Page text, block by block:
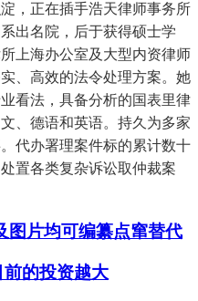
，正在插手浩天律师事务所
出名院，后于获得硕士学
上海办公室及大型内资律师
、高效的法令处理方案。她
看法，具备分析的国表里律
、德语和英语。持久为多家
代办署理案件标的累计数十
置各类复杂诉讼取仲裁案
图片均可编纂点窜替代
的投资越大